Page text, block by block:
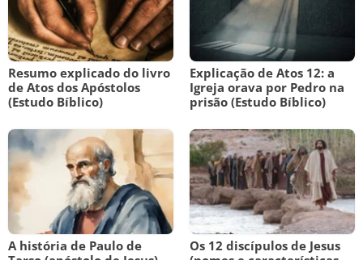
Resumo explicado do livro
de Atos dos Apóstolos
(Estudo Bíblico)
Explicação de Atos 12: a
Igreja orava por Pedro na
prisão (Estudo Bíblico)
A história de Paulo de
Os 12 discípulos de Jesus